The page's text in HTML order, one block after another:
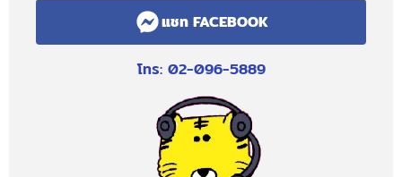
แชท FACEBOOK
โทร: 02-096-5889